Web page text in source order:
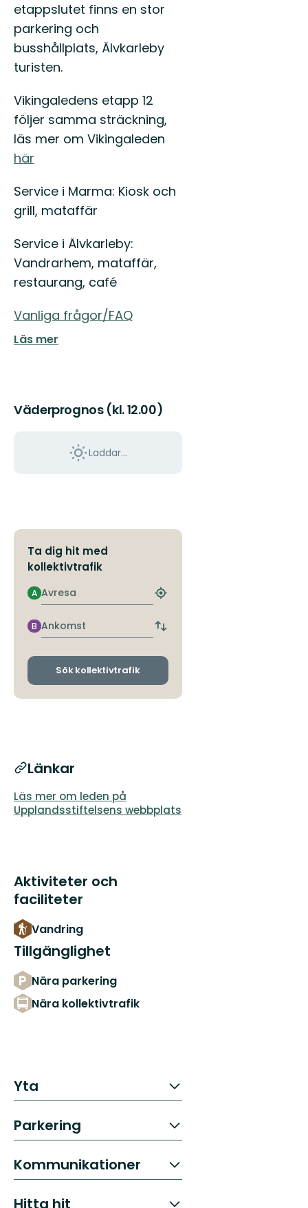
etappslutet finns en stor
parkering och
busshållplats, Älvkarleby
turisten.
Vikingaledens etapp 12
följer samma sträckning,
läs mer om Vikingaleden
här
Service i Marma: Kiosk och
grill, mataffär
Service i Älvkarleby:
Vandrarhem, mataffär,
restaurang, café
Vanliga frågor/FAQ
Läs mer
Väderprognos (kl. 12.00)
Laddar...
Ta dig hit med
kollektivtrafik
Avresa
A
Hitta
hållplats
Ankomst
B
Byt
och
Sök kollektivtrafik
Länkar
Läs mer om leden på
Upplandsstiftelsens webbplats
Aktiviteter och
faciliteter
Vandring
Tillgänglighet
Nära parkering
Nära kollektivtrafik
Yta
Parkering
Kommunikationer